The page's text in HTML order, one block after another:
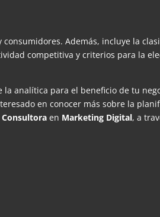
Además, incluye la
competitiva y criterios para la
analítica para el beneficio de tu
en conocer más sobre la
Consultoraen Marketing Digital, a